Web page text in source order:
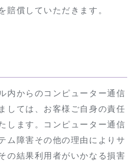
賠償していただきます。
からのコンピューター通信
しては、お客様ご自身の責任
します。コンピューター通信
ム障害その他の理由によりサ
の結果利用者がいかなる損害